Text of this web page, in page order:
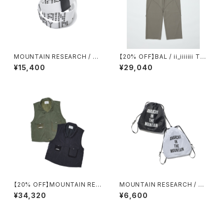
MOUNTAIN RESEARCH / RI
VET BELT
¥15,400
【20% OFF】BAL / ii_iiiiiii TE
CHNICAL WOOL TROUSER
¥29,040
【20% OFF】MOUNTAIN RES
EARCH / M69 VEST
¥34,320
MOUNTAIN RESEARCH / W
ANDER PACK
¥6,600